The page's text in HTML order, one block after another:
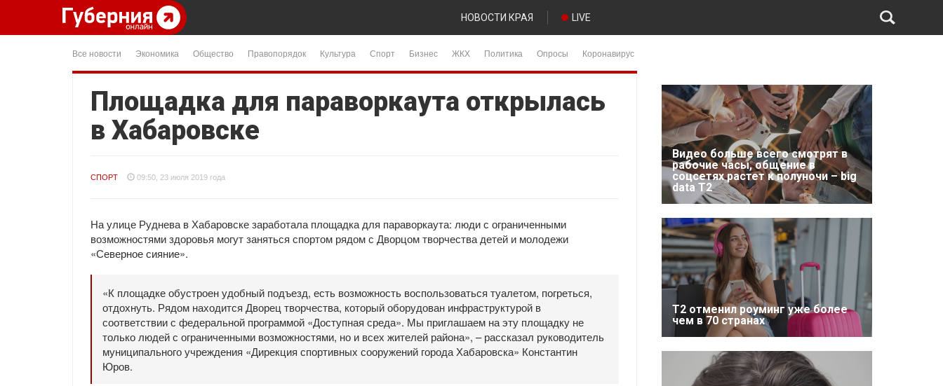
НОВОСТИ КРАЯ LIVE
Все новости Экономика Общество Правопорядок Культура Спорт Бизнес ЖКХ Политика Опросы Коронавирус
Площадка для параворкаута открылась
в Хабаровске
СПОРТ 09:50, 23 июля 2019 года
На улице Руднева в Хабаровске заработала площадка для параворкаута: люди с ограниченными
возможностями здоровья могут заняться спортом рядом с Дворцом творчества детей и молодежи
«Северное сияние».
«К площадке обустроен удобный подъезд, есть возможность воспользоваться туалетом, погреться,
отдохнуть. Рядом находится Дворец творчества, который оборудован инфраструктурой в
соответствии с федеральной программой «Доступная среда». Мы приглашаем на эту площадку не
только людей с ограниченными возможностями, но и всех жителей района», – рассказал руководитель
муниципального учреждения «Дирекция спортивных сооружений города Хабаровска» Константин
Юров.
Видео больше всего смотрят в
рабочие часы, общение в
соцсетях растет к полуночи – big
data T2
Т2 отменил роуминг уже более
чем в 70 странах